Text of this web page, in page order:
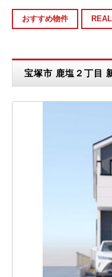
おすすめ物件
宝塚市 鹿塩２丁目